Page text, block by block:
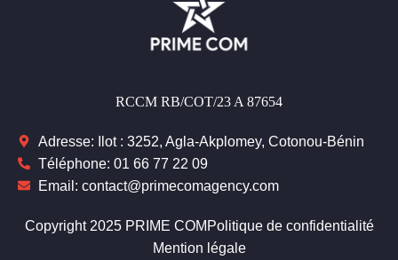
RCCM RB/COT/23 A 87654
Adresse: Ilot : 3252, Agla-Akplomey, Cotonou-Bénin
Téléphone: 01 66 77 22 09
Email: contact@primecomagency.com
Copyright 2025 PRIME COM Politique de confidentialité
Mention légale